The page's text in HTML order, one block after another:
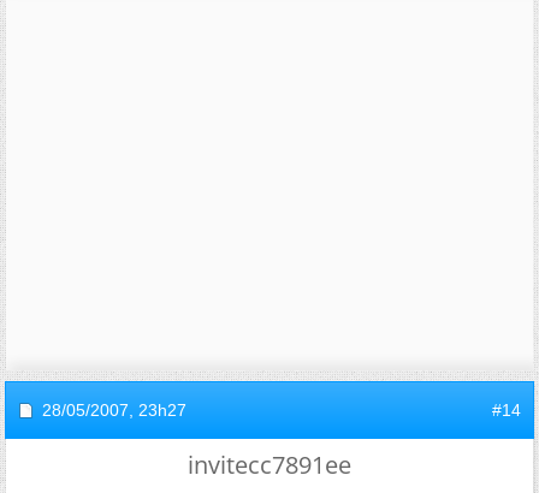
28/05/2007, 23h27 #14
invitecc7891ee